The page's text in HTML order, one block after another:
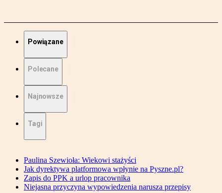
Powiązane
Polecane
Najnowsze
Tagi
Paulina Szewioła: Wiekowi stażyści
Jak dyrektywa platformowa wpłynie na Pyszne.pl?
Zapis do PPK a urlop pracownika
Niejasna przyczyna wypowiedzenia narusza przepisy